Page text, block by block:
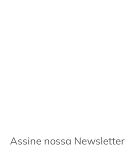
Assine nossa Newsletter